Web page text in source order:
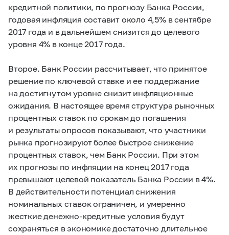
кредитной политики, по прогнозу Банка России,
годовая инфляция составит около 4,5% в сентябре
2017 года и в дальнейшем снизится до целевого
уровня 4% в конце 2017 года.
Второе. Банк России рассчитывает, что принятое
решение по ключевой ставке и ее поддержание
на достигнутом уровне снизит инфляционные
ожидания. В настоящее время структура рыночных
процентных ставок по срокам до погашения
и результаты опросов показывают, что участники
рынка прогнозируют более быстрое снижение
процентных ставок, чем Банк России. При этом
их прогнозы по инфляции на конец 2017 года
превышают целевой показатель Банка России в 4%.
В действительности потенциал снижения
номинальных ставок ограничен, и умеренно
жесткие денежно-кредитные условия будут
сохраняться в экономике достаточно длительное